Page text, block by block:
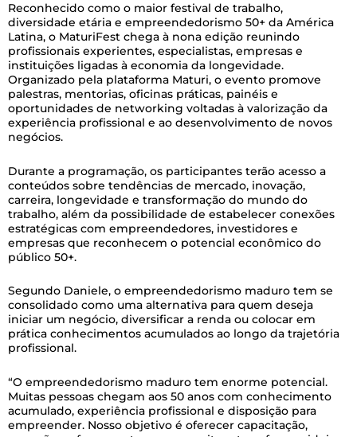
Reconhecido como o maior festival de trabalho,
diversidade etária e empreendedorismo 50+ da América
Latina, o MaturiFest chega à nona edição reunindo
profissionais experientes, especialistas, empresas e
instituições ligadas à economia da longevidade.
Organizado pela plataforma Maturi, o evento promove
palestras, mentorias, oficinas práticas, painéis e
oportunidades de networking voltadas à valorização da
experiência profissional e ao desenvolvimento de novos
negócios.
Durante a programação, os participantes terão acesso a
conteúdos sobre tendências de mercado, inovação,
carreira, longevidade e transformação do mundo do
trabalho, além da possibilidade de estabelecer conexões
estratégicas com empreendedores, investidores e
empresas que reconhecem o potencial econômico do
público 50+.
Segundo Daniele, o empreendedorismo maduro tem se
consolidado como uma alternativa para quem deseja
iniciar um negócio, diversificar a renda ou colocar em
prática conhecimentos acumulados ao longo da trajetória
profissional.
“O empreendedorismo maduro tem enorme potencial.
Muitas pessoas chegam aos 50 anos com conhecimento
acumulado, experiência profissional e disposição para
empreender. Nosso objetivo é oferecer capacitação,